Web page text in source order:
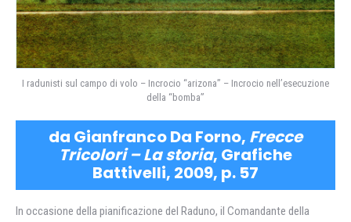
I radunisti sul campo di volo – Incrocio “arizona” – Incrocio nell’esecuzione
della “bomba”
da Gianfranco Da Forno, Frecce
Tricolori – La storia, Grafiche
Battivelli, 2009, p. 57
In occasione della pianificazione del Raduno, il Comandante della